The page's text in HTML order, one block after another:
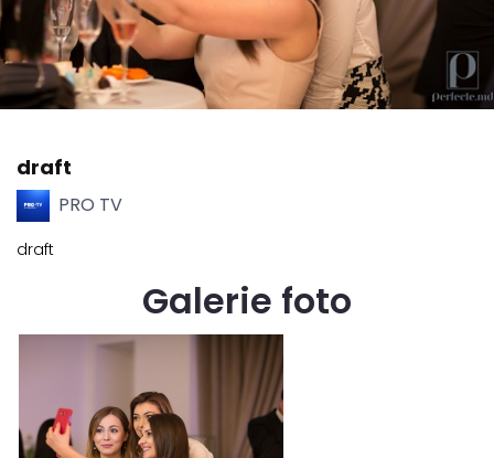
draft
PRO TV
draft
Galerie foto